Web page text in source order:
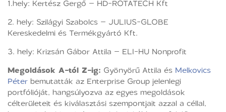
1.hely: Kertész Gergő – HD-ROTATECH Kft
2. hely: Szilágyi Szabolcs – JULIUS-GLOBE
Kereskedelmi és Termékgyártó Kft.
3. hely: Krizsán Gábor Attila – ELI-HU Nonprofit
Megoldások A-tól Z-ig: Gyönyörű Attila és Melkovics
Péter bemutatták az Enterprise Group jelenlegi
portfólióját, hangsúlyozva az egyes megoldások
célterületeit és kiválasztási szempontjait azzal a céllal,